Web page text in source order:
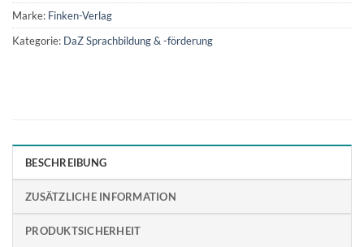
Kategorie: DaZ Sprachbildung & -förderung
Marke: Finken-Verlag
BESCHREIBUNG
ZUSÄTZLICHE INFORMATION
PRODUKTSICHERHEIT